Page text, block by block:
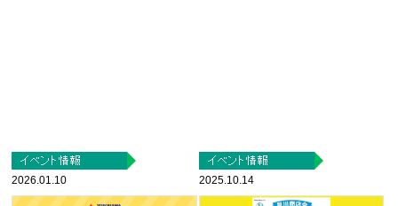
2026.01.10 2025.10.14